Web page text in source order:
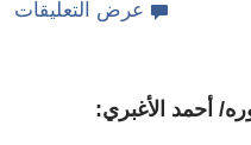
عرض التعليقات
أحمد الأغبري: